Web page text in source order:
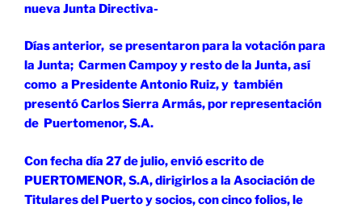
nueva Junta Directiva-
Días anterior, se presentaron para la votación para
la Junta; Carmen Campoy y resto de la Junta, así
como a Presidente Antonio Ruiz, y también
presentó Carlos Sierra Armás, por representación
de Puertomenor, S.A.
Con fecha día 27 de julio, envió escrito de
PUERTOMENOR, S.A, dirigirlos a la Asociación de
Titulares del Puerto y socios, con cinco folios, le